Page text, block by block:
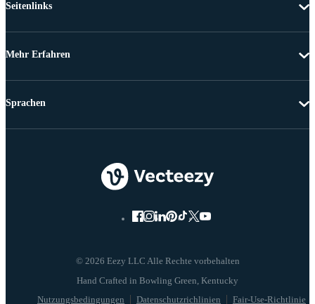
Seitenlinks
Mehr Erfahren
© 2026 Eezy LLC Alle Rechte vorbehalten
Nutzungsbedingungen Datenschutzrichlinien Fair-Use-Richtlinie
Sprachen